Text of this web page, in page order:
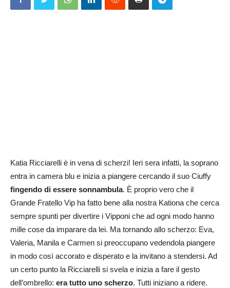
Katia Ricciarelli è in vena di scherzi! Ieri sera infatti, la soprano
entra in camera blu e inizia a piangere cercando il suo Ciuffy
fingendo di essere sonnambula. È proprio vero che il
Grande Fratello Vip ha fatto bene alla nostra Kationa che cerca
sempre spunti per divertire i Vipponi che ad ogni modo hanno
mille cose da imparare da lei. Ma tornando allo scherzo: Eva,
Valeria, Manila e Carmen si preoccupano vedendola piangere
in modo così accorato e disperato e la invitano a stendersi. Ad
un certo punto la Ricciarelli si svela e inizia a fare il gesto
dell’ombrello: era tutto uno scherzo. Tutti iniziano a ridere.